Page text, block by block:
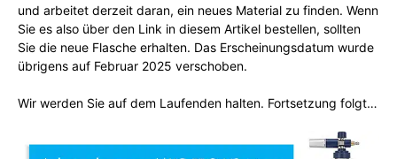
und arbeitet derzeit daran, ein neues Material zu finden. Wenn
Sie es also über den Link in diesem Artikel bestellen, sollten
Sie die neue Flasche erhalten. Das Erscheinungsdatum wurde
übrigens auf Februar 2025 verschoben.
Wir werden Sie auf dem Laufenden halten. Fortsetzung folgt…